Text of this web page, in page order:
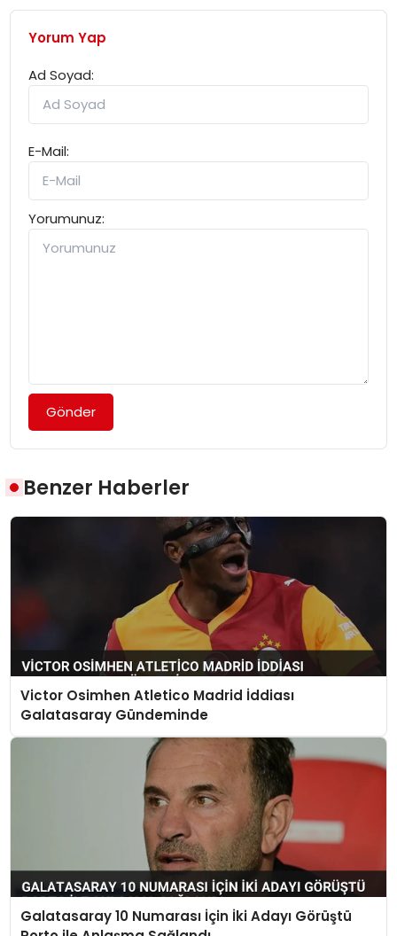
Yorum Yap
Ad Soyad:
E-Mail:
Yorumunuz:
Gönder
Benzer Haberler
Victor Osimhen Atletico Madrid İddiası
Galatasaray Gündeminde
Galatasaray 10 Numarası İçin İki Adayı Görüştü